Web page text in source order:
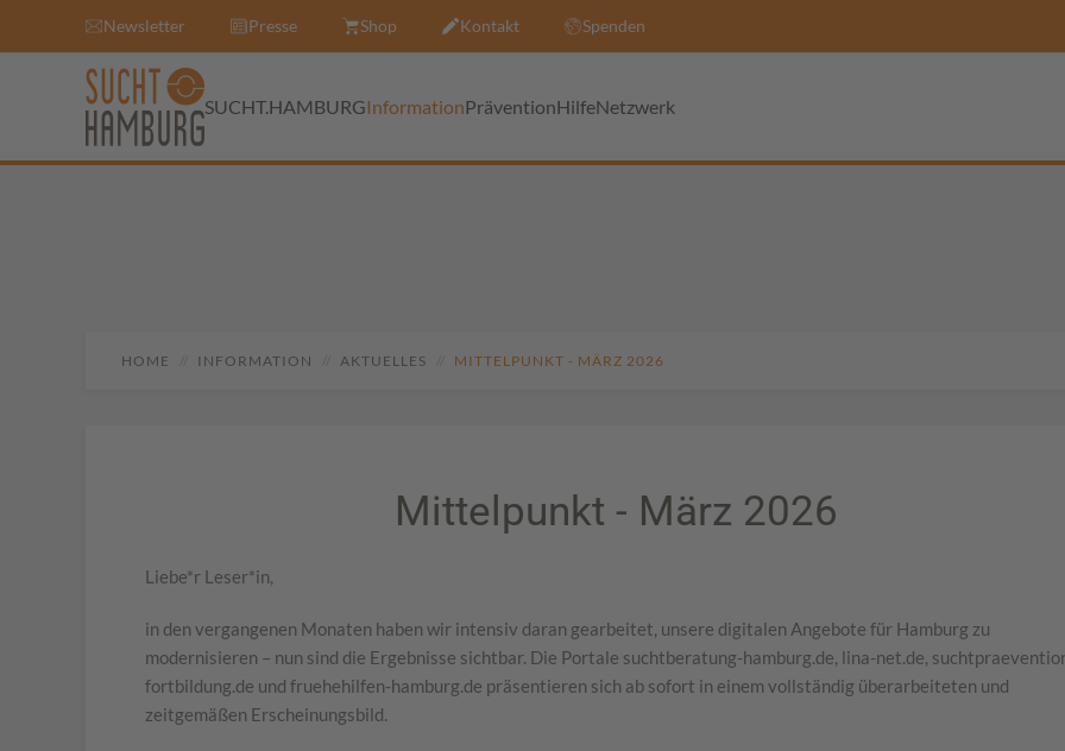
Newsletter Presse Shop Kontakt Spenden
SUCHT.HAMBURGInformationPräventionHilfeNetzwerk
HOME INFORMATION AKTUELLES MITTELPUNKT - MÄRZ 2026
Mittelpunkt - März 2026
Liebe*r Leser*in,
in den vergangenen Monaten haben wir intensiv daran gearbeitet, unsere digitalen Angebote für Hamburg zu
modernisieren – nun sind die Ergebnisse sichtbar. Die Portale suchtberatung-hamburg.de, lina-net.de,
fortbildung.de und fruehehilfen-hamburg.de präsentieren sich ab sofort in einem vollständig überarbeiteten und
zeitgemäßen Erscheinungsbild.